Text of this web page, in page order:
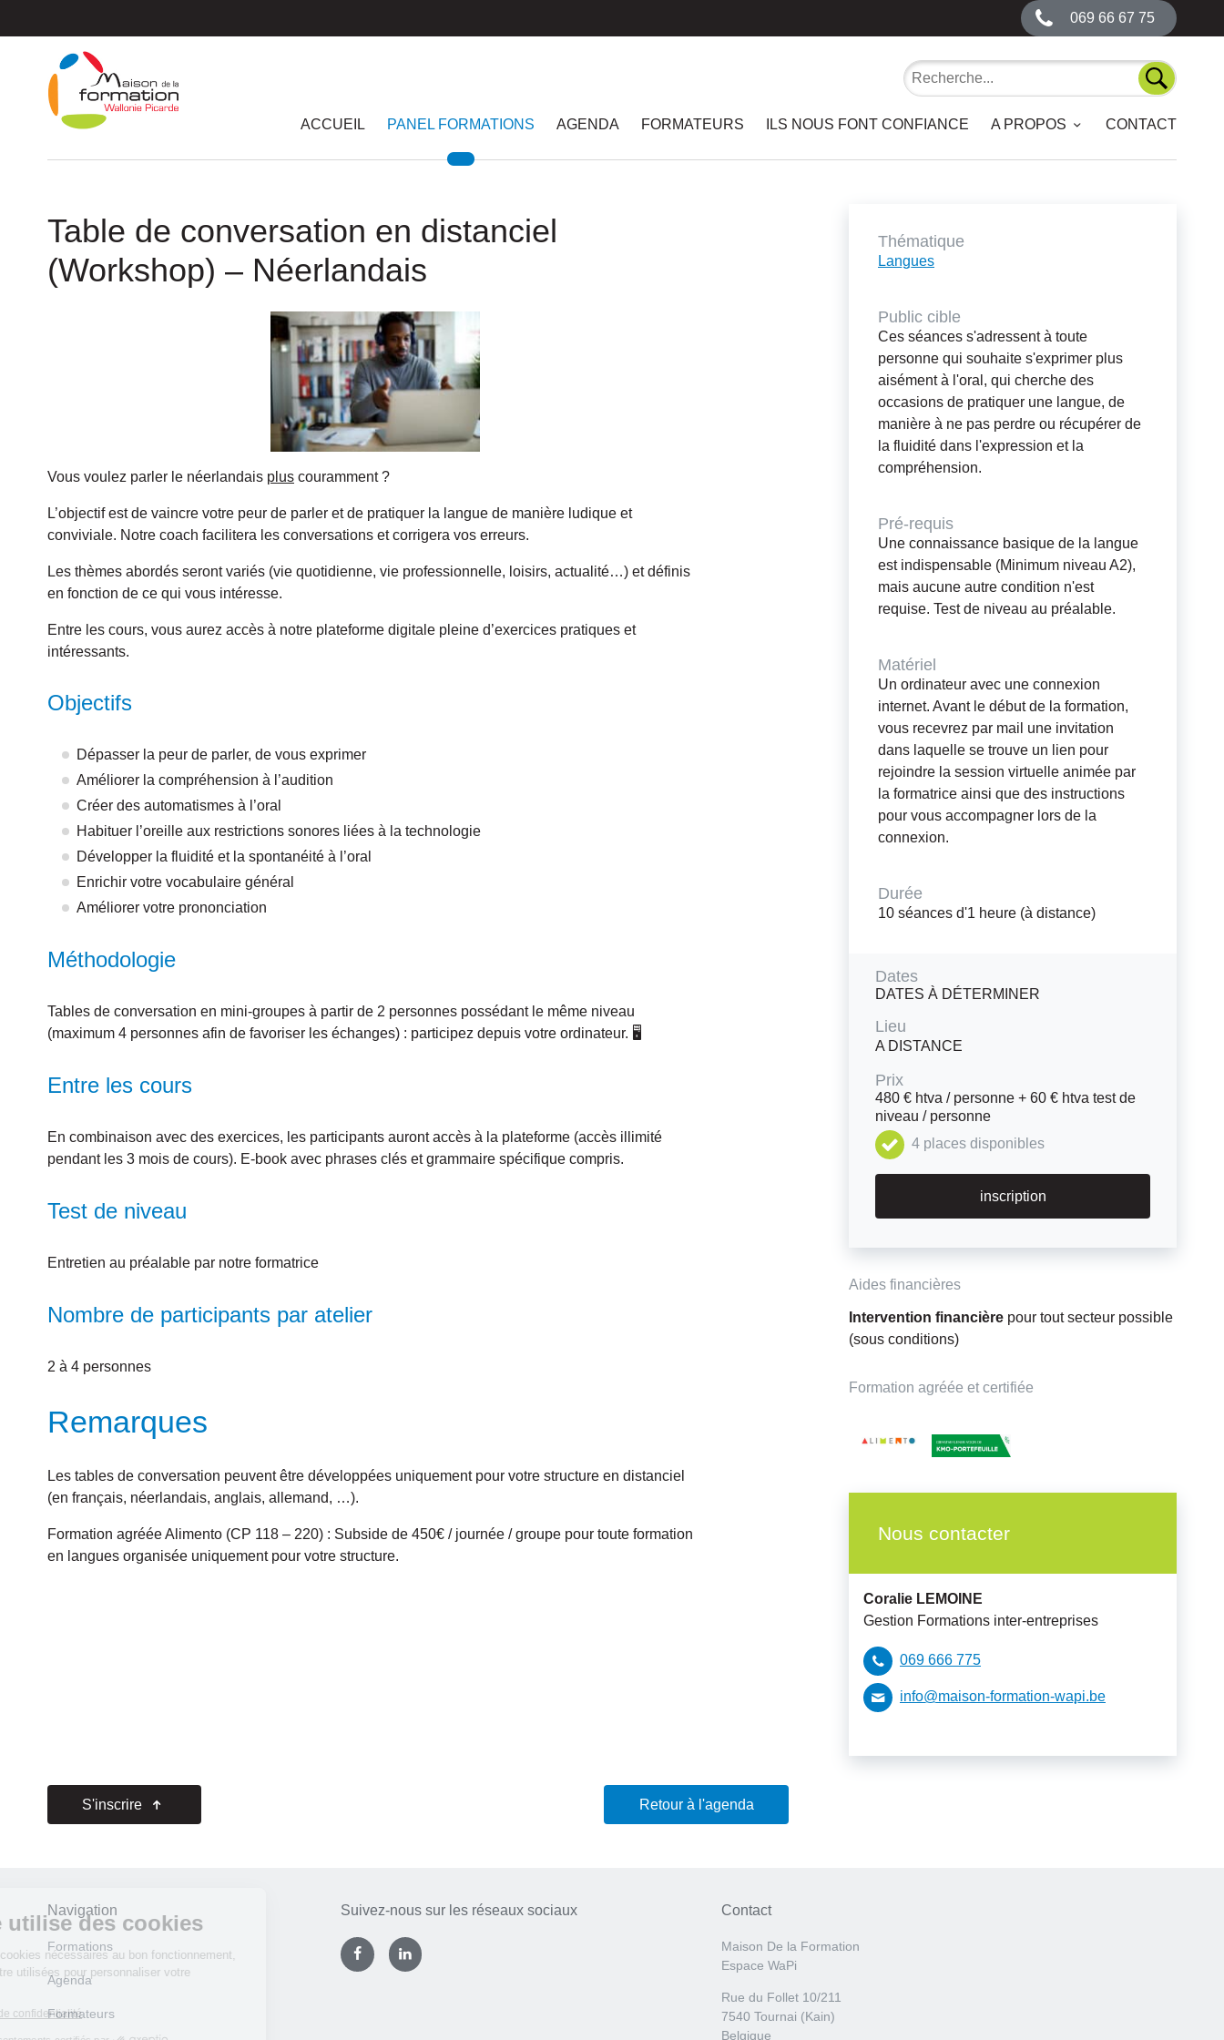
principal
069 66 67 75
ACCUEIL PANEL FORMATIONS AGENDA FORMATEURS ILS NOUS FONT CONFIANCE A PROPOS CONTACT
Recherche
Table de conversation en distanciel
(Workshop) – Néerlandais
Vous voulez parler le néerlandais plus couramment ?
L’objectif est de vaincre votre peur de parler et de pratiquer la langue de manière ludique et
conviviale. Notre coach facilitera les conversations et corrigera vos erreurs.
Les thèmes abordés seront variés (vie quotidienne, vie professionnelle, loisirs, actualité…) et définis
en fonction de ce qui vous intéresse.
Entre les cours, vous aurez accès à notre plateforme digitale pleine d’exercices pratiques et
intéressants.
Objectifs
Dépasser la peur de parler, de vous exprimer
Améliorer la compréhension à l’audition
Créer des automatismes à l’oral
Habituer l’oreille aux restrictions sonores liées à la technologie
Développer la fluidité et la spontanéité à l’oral
Enrichir votre vocabulaire général
Améliorer votre prononciation
Méthodologie
Tables de conversation en mini-groupes à partir de 2 personnes possédant le même niveau
(maximum 4 personnes afin de favoriser les échanges) : participez depuis votre ordinateur. 🖥️
Entre les cours
En combinaison avec des exercices, les participants auront accès à la plateforme (accès illimité
pendant les 3 mois de cours). E-book avec phrases clés et grammaire spécifique compris.
Test de niveau
Entretien au préalable par notre formatrice
Nombre de participants par atelier
2 à 4 personnes
Remarques
Les tables de conversation peuvent être développées uniquement pour votre structure en distanciel
(en français, néerlandais, anglais, allemand, …).
Formation agréée Alimento (CP 118 – 220) : Subside de 450€ / journée / groupe pour toute formation
en langues organisée uniquement pour votre structure.
Thématique
Langues
Public cible
Ces séances s'adressent à toute
personne qui souhaite s'exprimer plus
aisément à l'oral, qui cherche des
occasions de pratiquer une langue, de
manière à ne pas perdre ou récupérer de
la fluidité dans l'expression et la
compréhension.
Pré-requis
Une connaissance basique de la langue
est indispensable (Minimum niveau A2),
mais aucune autre condition n'est
requise. Test de niveau au préalable.
Matériel
Un ordinateur avec une connexion
internet. Avant le début de la formation,
vous recevrez par mail une invitation
dans laquelle se trouve un lien pour
rejoindre la session virtuelle animée par
la formatrice ainsi que des instructions
pour vous accompagner lors de la
connexion.
Durée
10 séances d'1 heure (à distance)
Dates
DATES À DÉTERMINER
Lieu
A DISTANCE
Prix
480 € htva / personne + 60 € htva test de
niveau / personne
4 places disponibles
inscription
Aides financières
Intervention financière pour tout secteur possible
(sous conditions)
Formation agréée et certifiée
Nous contacter
Coralie LEMOINE
Gestion Formations inter-entreprises
069 666 775
info@maison-formation-wapi.be
S'inscrire Retour à l'agenda
Navigation
Formations
Agenda
Formateurs
Suivez-nous sur les réseaux sociaux Contact
Maison De la Formation
Espace WaPi
Rue du Follet 10/211
7540 Tournai (Kain)
Belgique